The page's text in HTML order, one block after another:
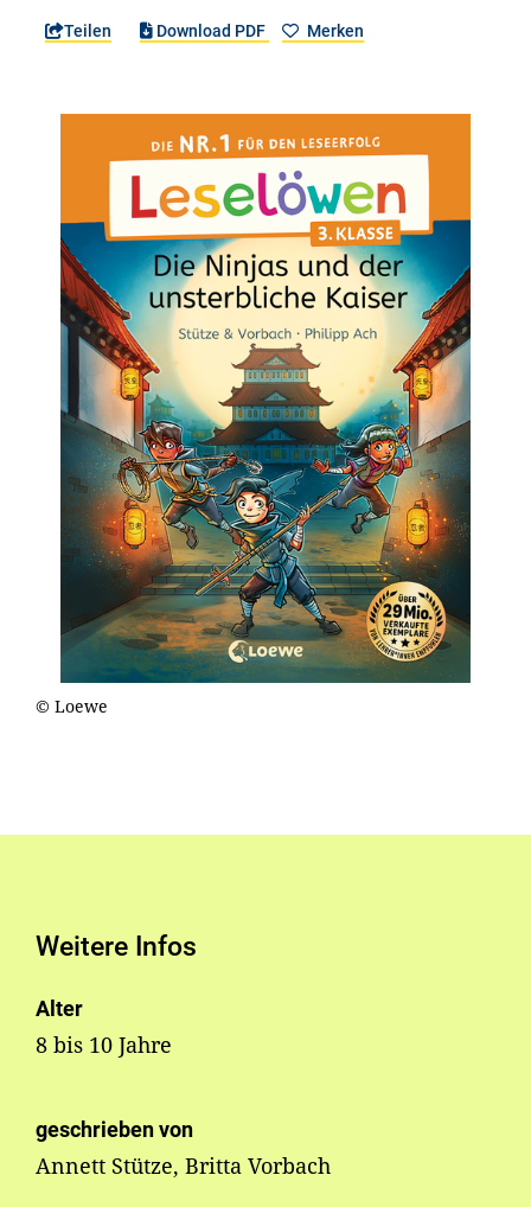
Teilen Download PDF Merken
© Loewe
Weitere Infos
Alter
8 bis 10 Jahre
geschrieben von
Annett Stütze, Britta Vorbach